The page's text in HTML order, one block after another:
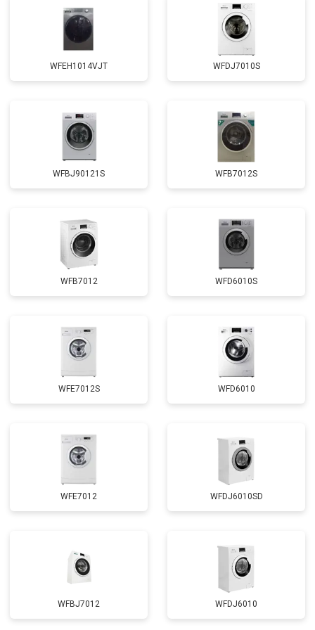
Замена амортизаторов от 2000 ₽ Заказать
Замена подшипников от 2800 ₽ Заказать
Замена мотора от 3800 ₽ Заказать
температуры
от 2200 ₽ Заказать
Замена ТЭН от 2300 ₽ Заказать
Замена заливного шланга от 2150 ₽ Заказать
Замена прессостата от 3350 ₽
Замена сливного насоса от 3450 ₽ Заказать
Замена циркуляционного насоса от 3800 ₽ Заказать
Замена приводного ремня от 2550 ₽ Заказать
WFEH1014VJT WFDJ7010S
WFBJ90121S WFB7012S
WFB7012 WFD6010S
WFE7012S WFD6010
WFE7012 WFDJ6010SD
WFBJ7012 WFDJ6010